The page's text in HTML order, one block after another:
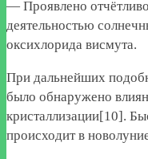
— Проявлено
деятельностью
оксихлорида висмута.
При дальнейших
было обнаружено
кристаллизации[10].
происходит в